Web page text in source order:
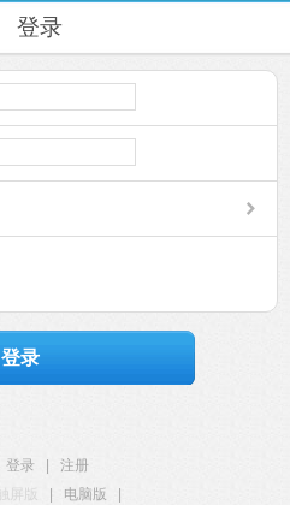
登录
登录
登录
注册
触屏版 电脑版